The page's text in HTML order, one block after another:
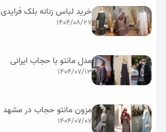
خرید لباس زنانه بلک فرایدی
1404/08/27
مدل مانتو با حجاب ایرانی
1404/07/13
مزون مانتو حجاب در مشهد
1404/07/07